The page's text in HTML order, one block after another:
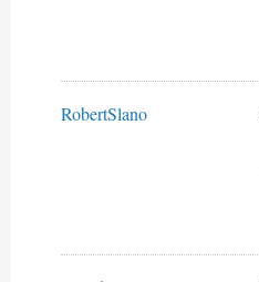
RobertSlano